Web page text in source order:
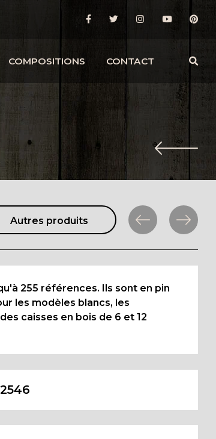
COMPOSITIONS CONTACT
Autres produits
255 références. Ils sont en pin
les modèles blancs, les
caisses en bois de 6 et 12